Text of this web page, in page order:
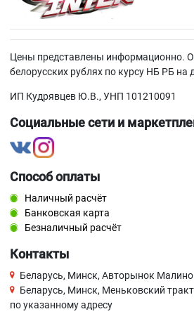
Цены представлены информационно.
белорусских рублях по курсу НБ РБ на
ИП Кудрявцев Ю.В., УНП 101210091
Социальные сети и
Способ оплаты
Наличный расчёт
Банковская карта
Безналичный расчёт
Контакты
Беларусь, Минск, Авторынок
Беларусь, Минск, Меньковский
по указанному адресу